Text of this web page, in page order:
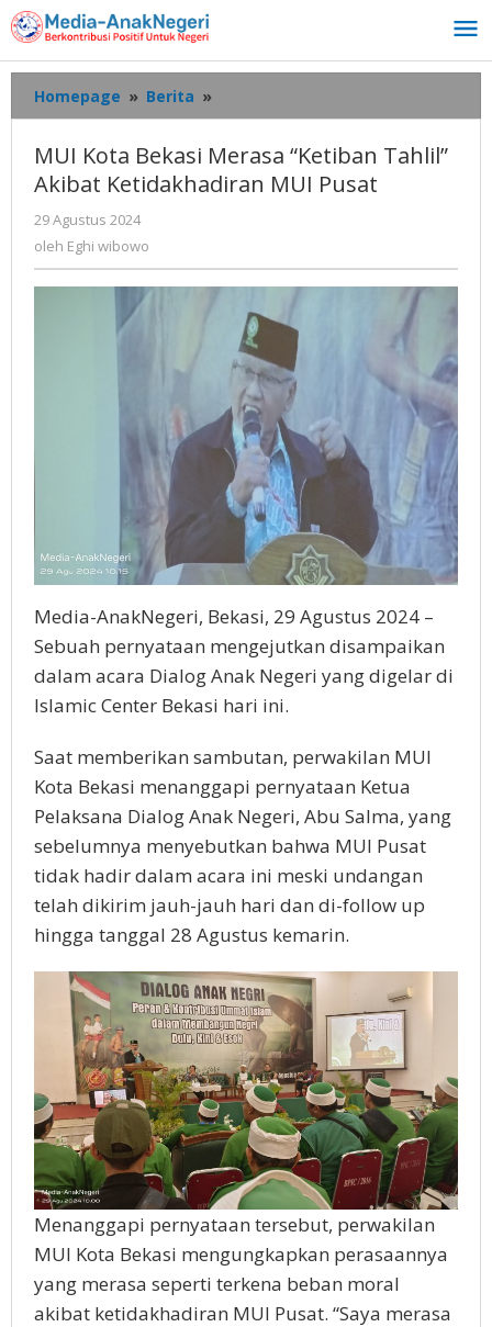
Lewati
ke
konten
Homepage » Berita »
Kota
Merasa
"Ketiban
Pusat
MUI Kota Bekasi Merasa “Ketiban Tahlil”
Akibat Ketidakhadiran MUI Pusat
29 Agustus 2024
oleh Eghi wibowo
Media-AnakNegeri, Bekasi, 29 Agustus 2024 –
Sebuah pernyataan mengejutkan disampaikan
dalam acara Dialog Anak Negeri yang digelar di
Islamic Center Bekasi hari ini.
Saat memberikan sambutan, perwakilan MUI
Kota Bekasi menanggapi pernyataan Ketua
Pelaksana Dialog Anak Negeri, Abu Salma, yang
sebelumnya menyebutkan bahwa MUI Pusat
tidak hadir dalam acara ini meski undangan
telah dikirim jauh-jauh hari dan di-follow up
hingga tanggal 28 Agustus kemarin.
Menanggapi pernyataan tersebut, perwakilan
MUI Kota Bekasi mengungkapkan perasaannya
yang merasa seperti terkena beban moral
akibat ketidakhadiran MUI Pusat. “Saya merasa